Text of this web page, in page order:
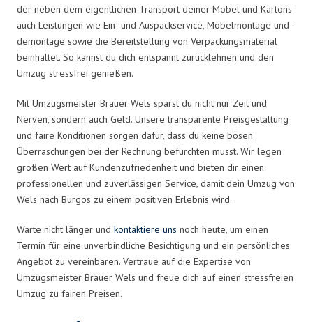
der neben dem eigentlichen Transport deiner Möbel und Kartons
auch Leistungen wie Ein- und Auspackservice, Möbelmontage und -
demontage sowie die Bereitstellung von Verpackungsmaterial
beinhaltet. So kannst du dich entspannt zurücklehnen und den
Umzug stressfrei genießen.
Mit Umzugsmeister Brauer Wels sparst du nicht nur Zeit und
Nerven, sondern auch Geld. Unsere transparente Preisgestaltung
und faire Konditionen sorgen dafür, dass du keine bösen
Überraschungen bei der Rechnung befürchten musst. Wir legen
großen Wert auf Kundenzufriedenheit und bieten dir einen
professionellen und zuverlässigen Service, damit dein Umzug von
Wels nach Burgos zu einem positiven Erlebnis wird.
Warte nicht länger und kontaktiere uns noch heute, um einen
Termin für eine unverbindliche Besichtigung und ein persönliches
Angebot zu vereinbaren. Vertraue auf die Expertise von
Umzugsmeister Brauer Wels und freue dich auf einen stressfreien
Umzug zu fairen Preisen.